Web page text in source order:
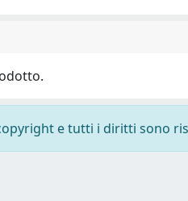
e tutti i diritti sono